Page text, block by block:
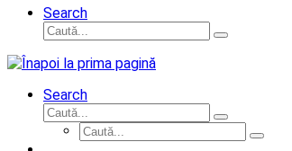
Search
Căutare
Caută...
Search
Căutare
Caută...
Căutare
Caută...